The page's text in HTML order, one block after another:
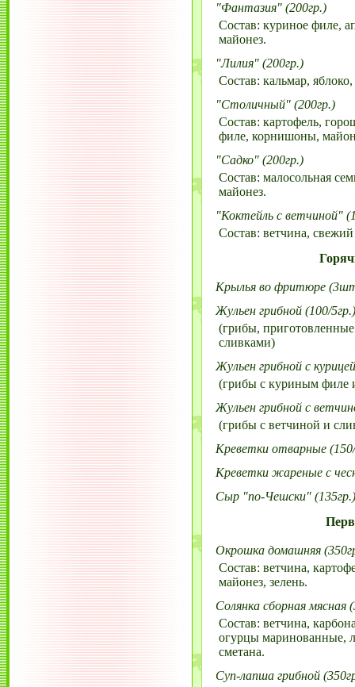
"Фантазия" (200гр.)
Состав: куриное филе,
майонез.
"Лилия" (200гр.)
Состав: кальмар,
"Столичный" (200гр.)
Состав: картофель,
филе, корнишоны,
"Садко" (200гр.)
Состав: малосольная
майонез.
"Коктейль с ветчиной"
Состав: ветчина,
Крылья во фритюре
Жульен грибной (100/5гр.)
(грибы,
сливками)
Жульен грибной с
(грибы с куриным филе
Жульен грибной с
(грибы с ветчиной и
Креветки отварные
Креветки жареные с
Сыр "по-Чешски" (135гр.)
Окрошка домашняя
Состав: ветчина,
майонез, зелень.
Солянка сборная мясная
Состав: ветчина,
огурцы маринованные,
сметана.
Суп-лапша грибной